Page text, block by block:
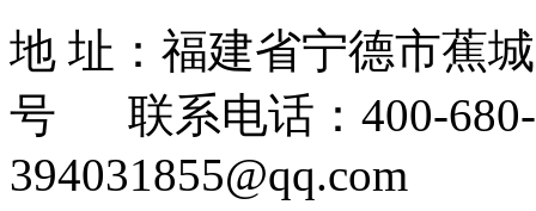
地 址：福建省宁德市蕉
号 联系电话：400-
394031855@qq.com